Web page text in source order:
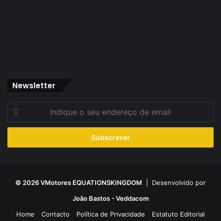
Newsletter
seu
de
© 2026 VMotores EQUATIONSKINGDOM | Desenvolvido por
João Bastos - Veddacom
Home
Contacto Política de Privacidade Estatuto Editorial